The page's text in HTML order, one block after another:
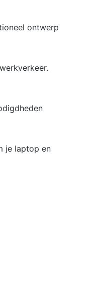
ontwerp
je laptop en